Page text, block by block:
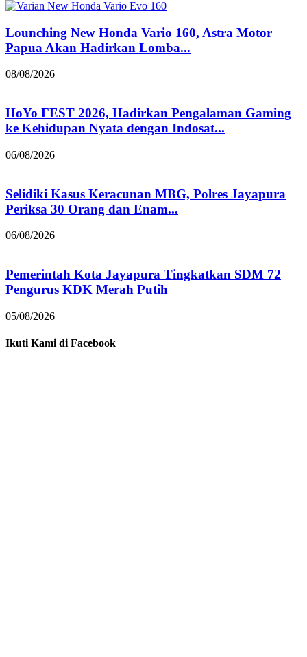
Lounching New Honda Vario 160, Astra Motor
Papua Akan Hadirkan Lomba...
08/08/2026
HoYo FEST 2026, Hadirkan Pengalaman Gaming
ke Kehidupan Nyata dengan Indosat...
06/08/2026
Selidiki Kasus Keracunan MBG, Polres Jayapura
Periksa 30 Orang dan Enam...
06/08/2026
Pemerintah Kota Jayapura Tingkatkan SDM 72
Pengurus KDK Merah Putih
05/08/2026
Ikuti Kami di Facebook